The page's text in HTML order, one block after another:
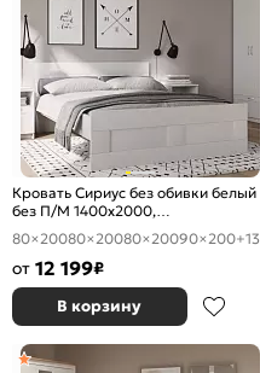
Кровать Сириус без обивки белый
без П/М 1400x2000,
ортопедическое основание,
изголовье жесткое
80×20080×20080×20090×200+13
от 12 199₽
В корзину